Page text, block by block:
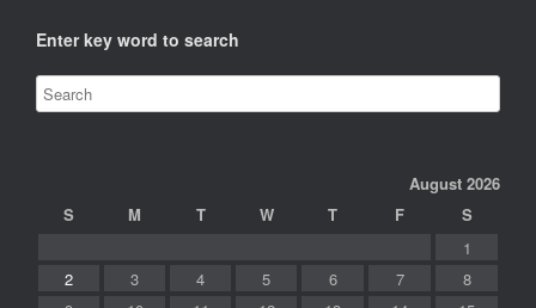
Enter key word to search
August 2026
S
M T W T F
S
1
2
3 4 5 6 7
8